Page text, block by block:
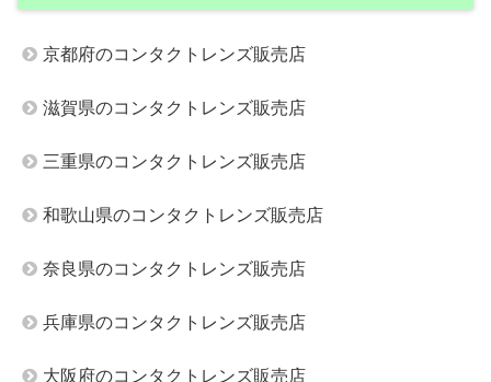
京都府のコンタクトレンズ販売店
滋賀県のコンタクトレンズ販売店
三重県のコンタクトレンズ販売店
和歌山県のコンタクトレンズ販売店
奈良県のコンタクトレンズ販売店
兵庫県のコンタクトレンズ販売店
大阪府のコンタクトレンズ販売店